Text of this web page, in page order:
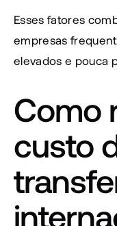
Esses fatores
empresas
elevados e pouca
Como
custo